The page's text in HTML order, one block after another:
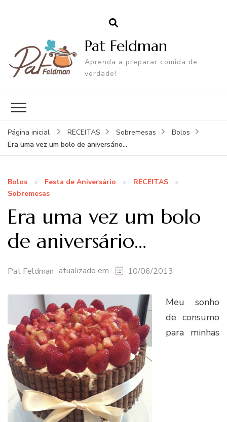
Pat Feldman
Aprenda a preparar comida de
verdade!
Página inicial RECEITAS Sobremesas
Bolos
Era uma vez um bolo de aniversário…
Bolos Festa de Aniversário
RECEITAS
Sobremesas
Era uma vez um bolo
de aniversário…
Pat Feldman atualizado em 10/06/2013
Meu sonho
de consumo
para minhas